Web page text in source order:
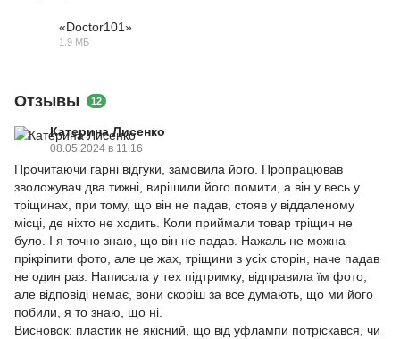
«Doctor101»
1.9 МБ
Отзывы 12
Катерина Лисенко
08.05.2024 в 11:16
Прочитаючи гарні відгуки, замовила його. Пропрацював
зволожувач два тижні, вирішили його помити, а він у весь у
тріщинах, при тому, що він не падав, стояв у віддаленому
місці, де ніхто не ходить. Коли приймали товар тріщин не
було. І я точно знаю, що він не падав. Нажаль не можна
прікріпити фото, але це жах, тріщини з усіх сторін, наче падав
не один раз. Написала у тех підтримку, відправила їм фото,
але відповіді немає, вони скоріш за все думають, що ми його
побили, я то знаю, що ні.
Висновок: пластик не якісний, що від уфлампи потріскався, чи